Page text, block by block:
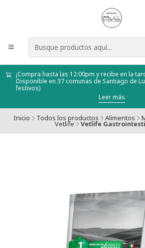
¡Compra hasta las 12:00pm y recibe en la
Disponible en 37 comunas de Santiago de
festivos)
Leer más
Inicio Todos los productos Alimentos
Vetlife Vetlife